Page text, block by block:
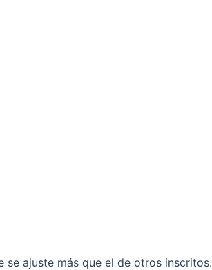
ajuste más que el de otros inscritos.